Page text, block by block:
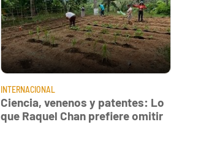
INTERNACIONAL
Ciencia, venenos y patentes: Lo
que Raquel Chan prefiere omitir